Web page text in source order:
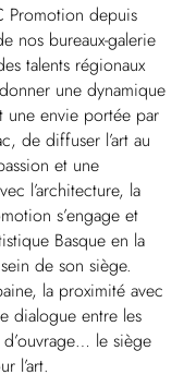
Promotion depuis
nos bureaux-galerie
talents régionaux
une dynamique
une envie portée par
de diffuser l’art au
et une
l’architecture, la
s’engage et
Basque en la
de son siège.
la proximité avec
dialogue entre les
d’ouvrage… le siège
l’art.